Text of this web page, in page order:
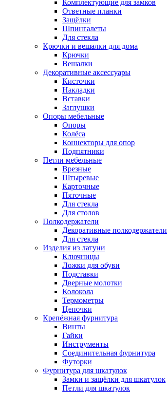
Комплектующие для замков
Ответные планки
Защёлки
Шпингалеты
Для стекла
Крючки и вешалки для дома
Крючки
Вешалки
Декоративные аксессуары
Кисточки
Накладки
Вставки
Заглушки
Опоры мебельные
Опоры
Колёса
Коннекторы для опор
Подпятники
Петли мебельные
Врезные
Штыревые
Карточные
Пяточные
Для стекла
Для столов
Полкодержатели
Декоративные полкодержатели
Для стекла
Изделия из латуни
Ключницы
Ложки для обуви
Подставки
Дверные молотки
Колокола
Термометры
Цепочки
Крепёжная фурнитура
Винты
Гайки
Инструменты
Соединительная фурнитура
Футорки
Фурнитура для шкатулок
Замки и защёлки для шкатулок
Петли для шкатулок